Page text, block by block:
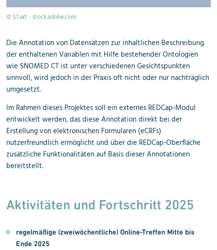
© ST.art - stock.adobe.com
Die Annotation von Datensätzen zur inhaltlichen Beschreibung
der enthaltenen Variablen mit Hilfe bestehender Ontologien
wie SNOMED CT ist unter verschiedenen Gesichtspunkten
sinnvoll, wird jedoch in der Praxis oft nicht oder nur nachträglich
umgesetzt.
Im Rahmen dieses Projektes soll ein externes REDCap-Modul
entwickelt werden, das diese Annotation direkt bei der
Erstellung von elektronischen Formularen (eCRFs)
nutzerfreundlich ermöglicht und über die REDCap-Oberfläche
zusätzliche Funktionalitäten auf Basis dieser Annotationen
bereitstellt.
Aktivitäten und Fortschritt 2025
regelmäßige (zweiwöchentliche) Online-Treffen Mitte bis
Ende 2025